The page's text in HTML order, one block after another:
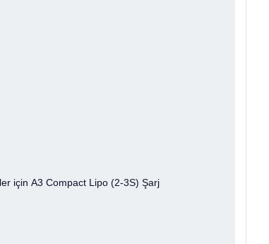
için A3 Compact Lipo (2-3S) Şarj